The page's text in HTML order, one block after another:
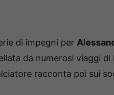
di impegni per
da numerosi viaggi
racconta poi sui